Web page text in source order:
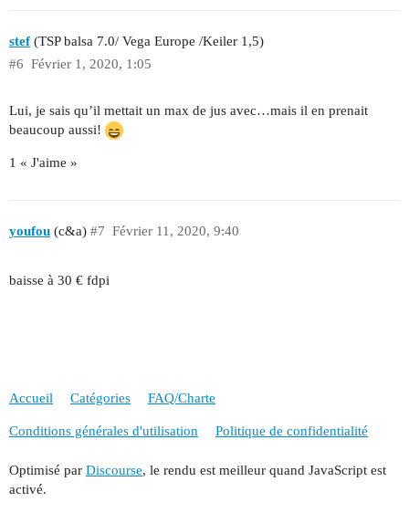
stef(TSP balsa 7.0/ Vega Europe /Keiler 1,5)
Février 1, 2020, 1:05
#6
Lui, je sais qu’il mettait un max de jus avec…mais il en prenait
beaucoup aussi!
1 « J'aime »
youfou (c&a) Février 11, 2020, 9:40
#7
baisse à 30 € fdpi
Accueil Catégories FAQ/Charte
Conditions générales d'utilisation Politique de confidentialité
Optimisé par Discourse, le rendu est meilleur quand JavaScript est
activé.